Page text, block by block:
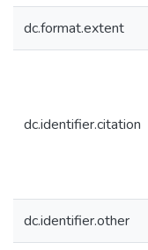
dc.format.extent
dc.identifier.citation
dc.identifier.other